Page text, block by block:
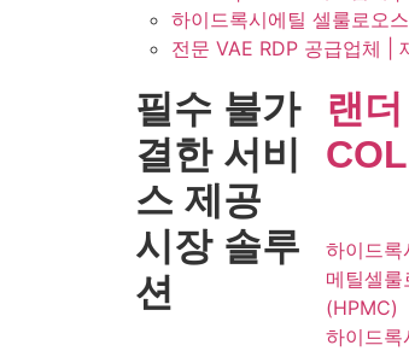
하이드록시에틸 셀룰로오
전문 VAE RDP 공급업체 |
필수 불가
결한 서비
스 제공
시장 솔루
션
랜더
하이드록
메틸셀룰
(HPMC)
하이드록